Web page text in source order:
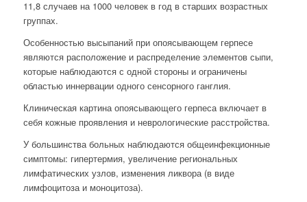
11,8 случаев на 1000 человек в год в старших возрастных
группах.
Особенностью высыпаний при опоясывающем герпесе
являются расположение и распределение элементов сыпи,
которые наблюдаются с одной стороны и ограничены
областью иннервации одного сенсорного ганглия.
Клиническая картина опоясывающего герпеса включает в
себя кожные проявления и неврологические расстройства.
У большинства больных наблюдаются общеинфекционные
симптомы: гипертермия, увеличение региональных
лимфатических узлов, изменения ликвора (в виде
лимфоцитоза и моноцитоза).